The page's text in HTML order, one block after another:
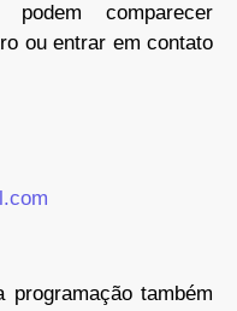
podem comparecer
ou entrar em contato
também